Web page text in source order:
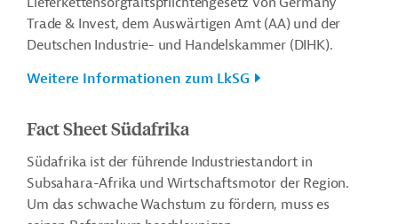
Trade & Invest, dem Auswärtigen Amt (AA) und der
Deutschen Industrie- und Handelskammer (DIHK).
Weitere Informationen zum LkSG
Fact Sheet Südafrika
Südafrika ist der führende Industriestandort in
Subsahara-Afrika und Wirtschaftsmotor der Region.
Um das schwache Wachstum zu fördern, muss es